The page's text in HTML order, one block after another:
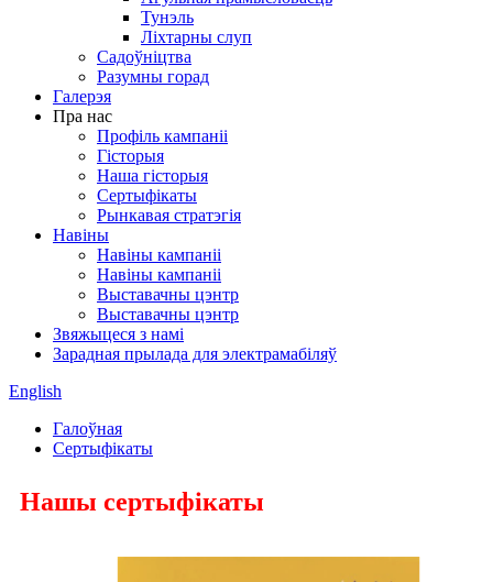
Тунэль
Ліхтарны слуп
Садоўніцтва
Разумны горад
Галерэя
Пра нас
Профіль кампаніі
Гісторыя
Наша гісторыя
Сертыфікаты
Рынкавая стратэгія
Навіны
Навіны кампаніі
Навіны кампаніі
Выставачны цэнтр
Выставачны цэнтр
Звяжыцеся з намі
Зарадная прылада для электрамабіляў
English
Галоўная
Сертыфікаты
Нашы сертыфікаты